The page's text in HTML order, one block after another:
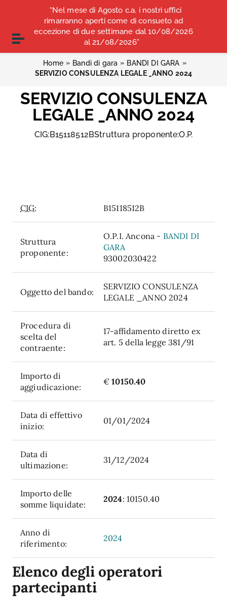
Vai ai contenuti
Vai al menu di navigazione
Vai al footer
COMUNICATI STAMPA ALBO OPI ANCONA
CONVENZIONI
Attiva / disattiva la navigazione
Home » Bandi di gara » BANDI DI GARA »
SERVIZIO CONSULENZA LEGALE _ANNO 2024
SERVIZIO CONSULENZA
LEGALE _ANNO 2024
CIG:B15118512BStruttura proponente:O.P.
CIG: B15118512B
Struttura
proponente:
O.P.I. Ancona - BANDI DI
GARA
93002030422
Oggetto del bando:
SERVIZIO CONSULENZA
LEGALE _ANNO 2024
Procedura di
scelta del
contraente:
17-affidamento diretto ex
art. 5 della legge 381/91
Importo di
aggiudicazione:
€10150.40
Data di effettivo
inizio:
01/01/2024
Data di
ultimazione:
31/12/2024
Importo delle
somme liquidate:
2024: 10150.40
Anno di
riferimento:
2024
Elenco degli operatori
partecipanti
“Nel mese di Agosto c.a. i nostri uffici
rimarranno aperti come di consueto ad
eccezione di due settimane dal 10/08/2026
al 21/08/2026”